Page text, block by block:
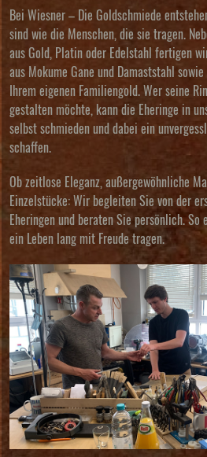
Bei Wiesner – Die Goldschmiede
sind wie die Menschen, die sie tragen.
aus Gold, Platin oder Edelstahl fertigen
aus Mokume Gane und Damaststahl
Ihrem eigenen Familiengold. Wer seine
gestalten möchte, kann die Eheringe in
selbst schmieden und dabei ein
schaffen.
Ob zeitlose Eleganz, außergewöhnliche
Einzelstücke: Wir begleiten Sie von der
Eheringen und beraten Sie persönlich. So
ein Leben lang mit Freude tragen.